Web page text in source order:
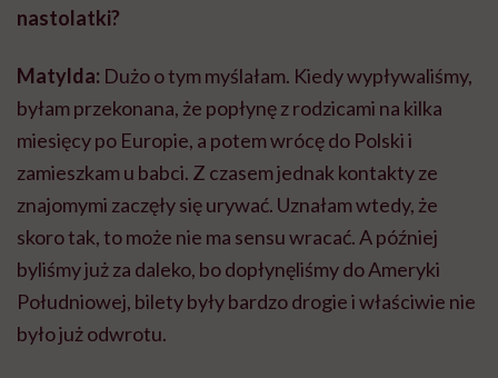
nastolatki?
Matylda: Dużo o tym myślałam. Kiedy wypływaliśmy,
byłam przekonana, że popłynę z rodzicami na kilka
miesięcy po Europie, a potem wrócę do Polski i
zamieszkam u babci. Z czasem jednak kontakty ze
znajomymi zaczęły się urywać. Uznałam wtedy, że
skoro tak, to może nie ma sensu wracać. A później
byliśmy już za daleko, bo dopłynęliśmy do Ameryki
Południowej, bilety były bardzo drogie i właściwie nie
było już odwrotu.